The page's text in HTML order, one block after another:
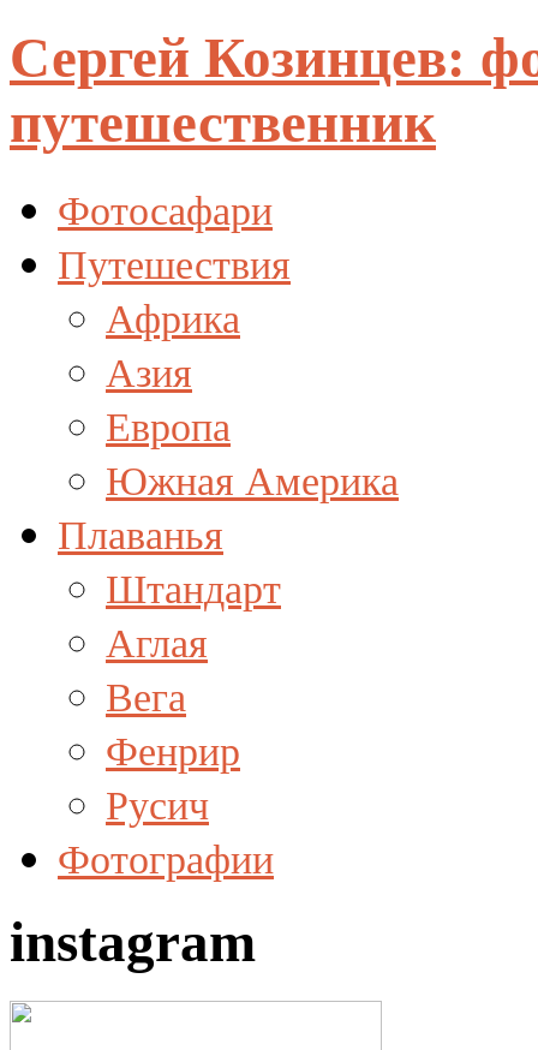
Сергей Козинцев:
путешественник
Фотосафари
Путешествия
Африка
Азия
Европа
Южная Америка
Плаванья
Штандарт
Аглая
Вега
Фенрир
Русич
Фотографии
instagram